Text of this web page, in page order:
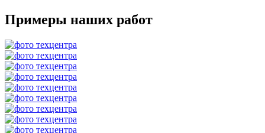
Примеры наших работ